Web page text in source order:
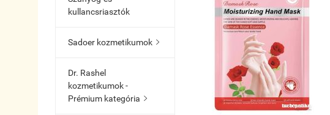
kullancsriasztók
Sadoer kozmetikumok 
Dr. Rashel
kozmetikumok -
Prémium kategória 